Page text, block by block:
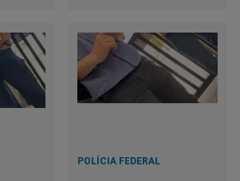
POLÍCIA FEDERAL